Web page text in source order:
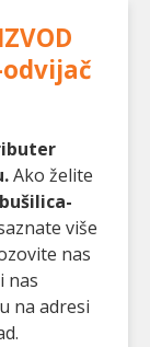
Ako želite
više
nas
nas
na adresi